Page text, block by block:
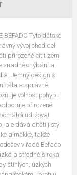
BEFADO Tyto dětské
vývoj chodidel.
přirozeně cítit zem,
snadné ohýbání a
Jemný design s
těla a správné
volnost pohybu
přirozené
udržovat
ale dává dítěti jistý
a měkké, takže
v řadě Befado
a středně široká
štíhlých, úzkých